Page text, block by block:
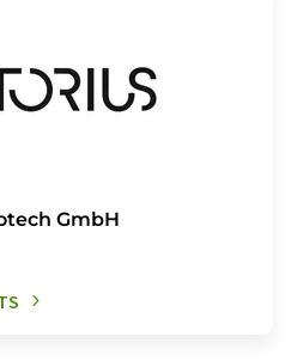
GmbH